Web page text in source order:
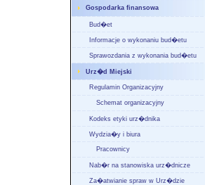
Gospodarka finansowa
Bud�et
Informacje o wykonaniu bud�etu
Sprawozdania z wykonania bud�etu
Urz�d Miejski
Regulamin Organizacyjny
Schemat organizacyjny
Kodeks etyki urz�dnika
Wydzia�y i biura
Pracownicy
Nab�r na stanowiska urz�dnicze
Za�atwianie spraw w Urz�dzie